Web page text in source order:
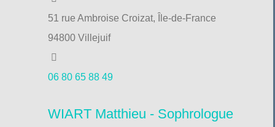
51 rue Ambroise Croizat, Île-de-France
94800 Villejuif
06 80 65 88 49
WIART Matthieu - Sophrologue